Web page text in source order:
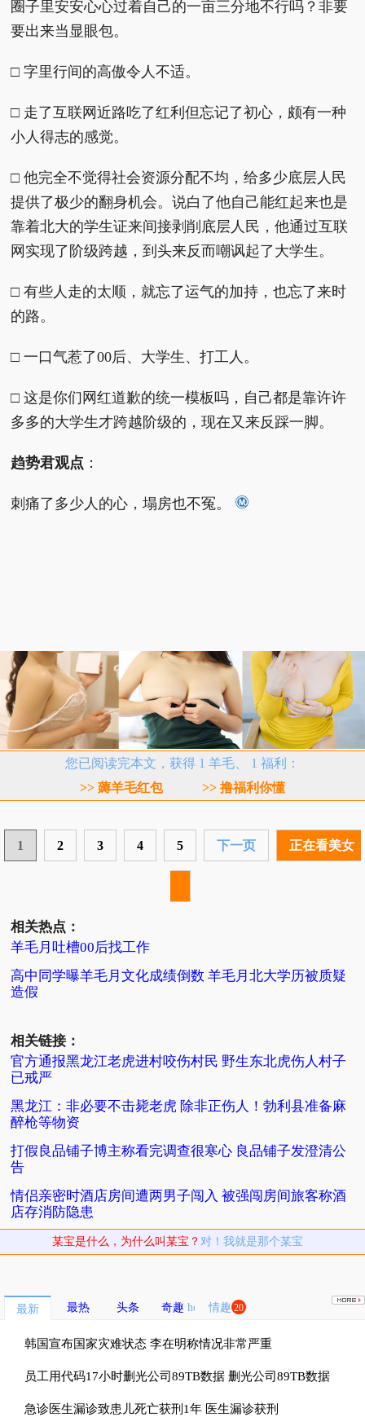
圈子里安安心心过着自己的一亩三分地不行吗？非要
要出来当显眼包。
□ 字里行间的高傲令人不适。
□ 走了互联网近路吃了红利但忘记了初心，颇有一种
小人得志的感觉。
□ 他完全不觉得社会资源分配不均，给多少底层人民
提供了极少的翻身机会。说白了他自己能红起来也是
靠着北大的学生证来间接剥削底层人民，他通过互联
网实现了阶级跨越，到头来反而嘲讽起了大学生。
□ 有些人走的太顺，就忘了运气的加持，也忘了来时
的路。
□ 一口气惹了00后、大学生、打工人。
□ 这是你们网红道歉的统一模板吗，自己都是靠许许
多多的大学生才跨越阶级的，现在又来反踩一脚。
趋势君观点 ：
刺痛了多少人的心，塌房也不冤。
您已阅读完本文，获得 1 羊毛、 1 福利：
>> 薅羊毛红包
>> 撸福利你懂
1 2 3 4 5 下一页 正在看美女
相关热点：
羊毛月吐槽00后找工作
高中同学曝羊毛月文化成绩倒数 羊毛月北大学历被质疑
造假
相关链接：
官方通报黑龙江老虎进村咬伤村民 野生东北虎伤人村子
已戒严
黑龙江：非必要不击毙老虎 除非正伤人！勃利县准备麻
醉枪等物资
打假良品铺子博主称看完调查很寒心 良品铺子发澄清公
告
情侣亲密时酒店房间遭两男子闯入 被强闯房间旅客称酒
店存消防隐患
某宝是什么，为什么叫某宝？ 对！我就是那个某宝
最新 最热 头条 奇趣 情趣 20
韩国宣布国家灾难状态 李在明称情况非常严重
员工用代码17小时删光公司89TB数据 删光公司89TB数据
获刑
急诊医生漏诊致患儿死亡获刑1年 医生漏诊获刑